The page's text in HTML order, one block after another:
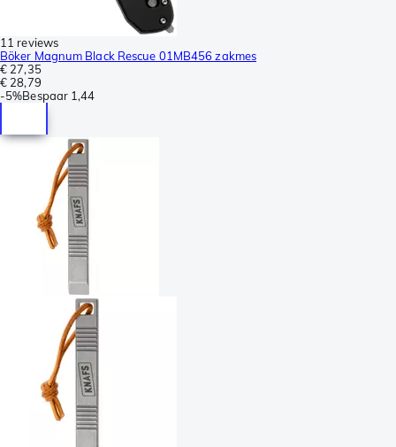
11 reviews
Böker Magnum Black Rescue 01MB456 zakmes
€ 27,35
€ 28,79
-5%Bespaar 1,44